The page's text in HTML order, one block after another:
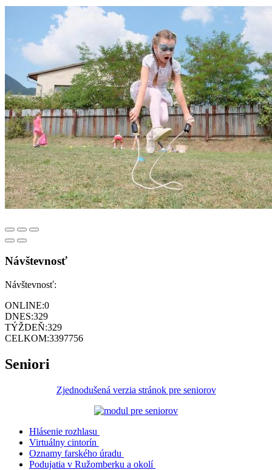
Návštevnosť
Návštevnosť:
ONLINE:0
DNES:329
TÝŽDEŇ:329
CELKOM:3397756
Seniori
Zjednodušená verzia stránok pre seniorov
Hlásenie rozhlasu
Virtuálny cintorín
Oznamy farského úradu
Podujatia v Ružomberku a okolí